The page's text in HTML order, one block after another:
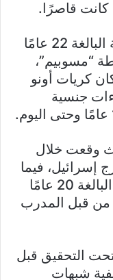
وبحسب تقارير عبرية، فإن الشابة البالغة 22 عامًا
“مسوبيم”،
كريات أونو
جنسية
وقعت خلال
إسرائيل، فيما
ادعت المشتكية أيضًا أنّ شقيقتها البالغة 20 عامًا
من قبل المدرب
التحقيق قبل
شبهات